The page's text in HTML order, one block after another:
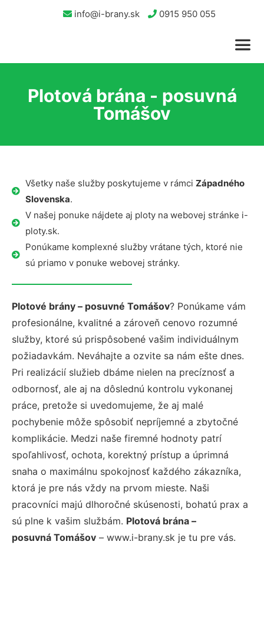
info@i-brany.sk 0915 950 055
Plotová brána - posuvná
Tomášov
Všetky naše služby poskytujeme v rámci Západného
Slovenska.
V našej ponuke nájdete aj ploty na webovej stránke i-
ploty.sk.
Ponúkame komplexné služby vrátane tých, ktoré nie
sú priamo v ponuke webovej stránky.
Plotové brány – posuvné Tomášov? Ponúkame vám
profesionálne, kvalitné a zároveň cenovo rozumné
služby, ktoré sú prispôsobené vašim individuálnym
požiadavkám. Neváhajte a ozvite sa nám ešte dnes.
Pri realizácií služieb dbáme nielen na precíznosť a
odbornosť, ale aj na dôslednú kontrolu vykonanej
práce, pretože si uvedomujeme, že aj malé
pochybenie môže spôsobiť nepríjemné a zbytočné
komplikácie. Medzi naše firemné hodnoty patrí
spoľahlivosť, ochota, korektný prístup a úprimná
snaha o maximálnu spokojnosť každého zákazníka,
ktorá je pre nás vždy na prvom mieste. Naši
pracovníci majú dlhoročné skúsenosti, bohatú prax a
sú plne k vašim službám. Plotová brána –
posuvná Tomášov – www.i-brany.sk je tu pre vás.